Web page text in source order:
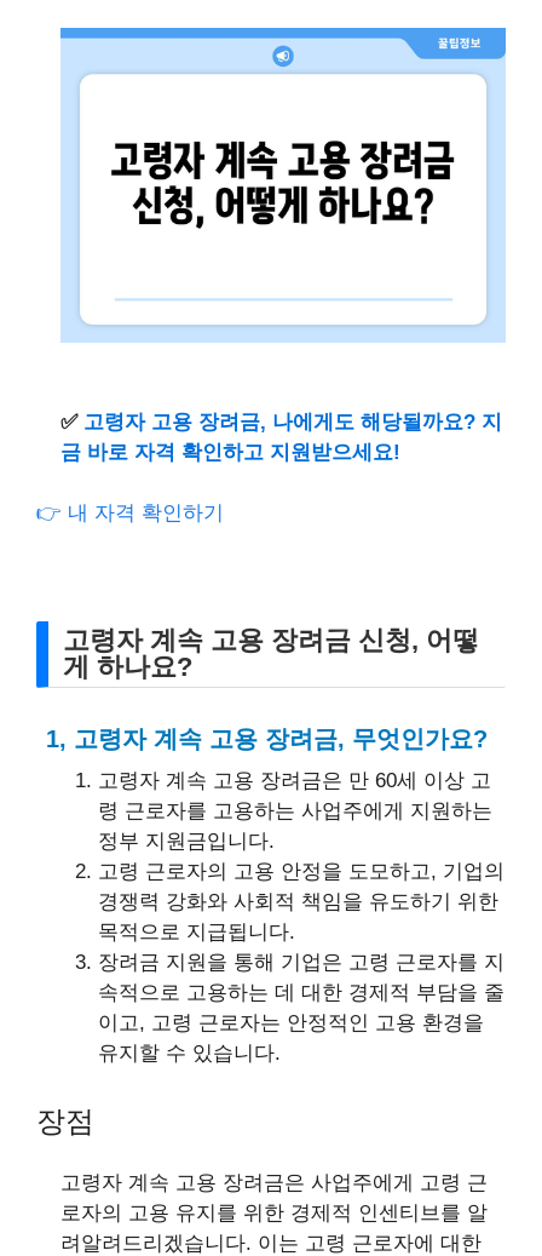
✅ 고령자 고용 장려금, 나에게도 해당될까요? 지
금 바로 자격 확인하고 지원받으세요!
👉 내 자격 확인하기
고령자 계속 고용 장려금 신청, 어떻
게 하나요?
1, 고령자 계속 고용 장려금, 무엇인가요?
고령자 계속 고용 장려금은 만 60세 이상 고
령 근로자를 고용하는 사업주에게 지원하는
정부 지원금입니다.
고령 근로자의 고용 안정을 도모하고, 기업의
경쟁력 강화와 사회적 책임을 유도하기 위한
목적으로 지급됩니다.
장려금 지원을 통해 기업은 고령 근로자를 지
속적으로 고용하는 데 대한 경제적 부담을 줄
이고, 고령 근로자는 안정적인 고용 환경을
유지할 수 있습니다.
장점
고령자 계속 고용 장려금은 사업주에게 고령 근
로자의 고용 유지를 위한 경제적 인센티브를 알
려알려드리겠습니다. 이는 고령 근로자에 대한